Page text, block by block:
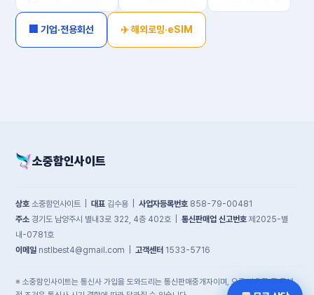
🏢 기업·전용회선 ✈️ 해외로밍·eSIM
소중함인사이트
상호 소중함인사이트 | 대표 김수용 | 사업자등록번호 858-79-00481
주소 경기도 남양주시 별내3로 322, 4층 402호 | 통신판매업 신고번호 제2025-별
내-0781호
이메일 nstlbest4@gmail.com | 고객센터 1533-5716
※ 소중함인사이트는 통신사 가입을 도와드리는 통신판매중개자이며, 요금·사은품 등 구체